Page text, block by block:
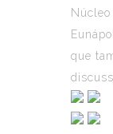
que